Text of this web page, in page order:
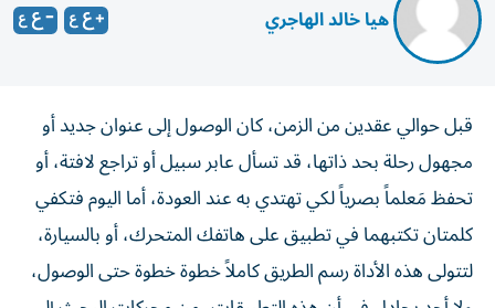
​ هيا خالد الهاجري
قبل حوالي عقدين من الزمن، كان الوصول إلى عنوان جديد أو
مجهول رحلة بحد ذاتها، قد تسأل عابر سبيل أو تراجع لافتة، أو
تحفظ مَعلماً بصرياً لكي تهتدي به عند العودة، أما اليوم فتكفي
كلمتان تكتبهما في تطبيق على هاتفك المتحرك، أو بالسيارة،
لتتولى هذه الأداة رسم الطريق كاملاً خطوة خطوة حتى الوصول،